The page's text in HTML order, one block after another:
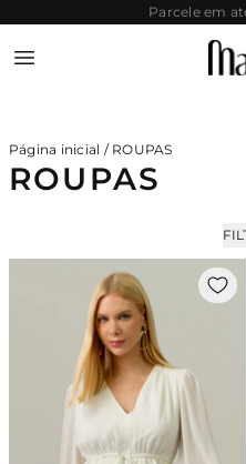
Parcele em
Página inicial / ROUPAS
ROUPAS